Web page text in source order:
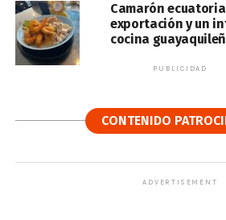
Camarón
exportación y un
cocina
PUBLICIDAD
CONTENIDO
ADVERTISEMENT